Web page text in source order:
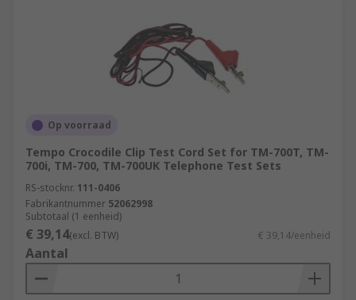
Op voorraad
Tempo Crocodile Clip Test Cord Set for TM-700T, TM-
700i, TM-700, TM-700UK Telephone Test Sets
RS-stocknr. 111-0406
Fabrikantnummer 52062998
Subtotaal (1 eenheid)
€ 39,14(excl. BTW) € 39,14/eenheid
Aantal